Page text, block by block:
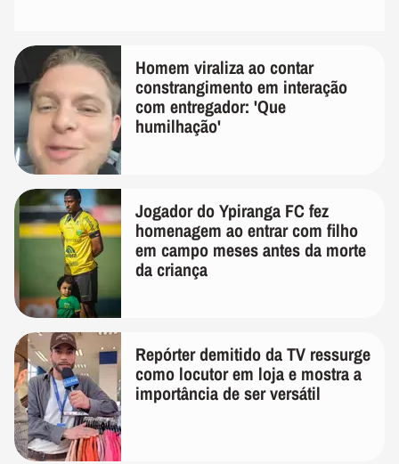
Homem viraliza ao contar
constrangimento em interação
com entregador: 'Que
humilhação'
Jogador do Ypiranga FC fez
homenagem ao entrar com filho
em campo meses antes da morte
da criança
Repórter demitido da TV ressurge
como locutor em loja e mostra a
importância de ser versátil